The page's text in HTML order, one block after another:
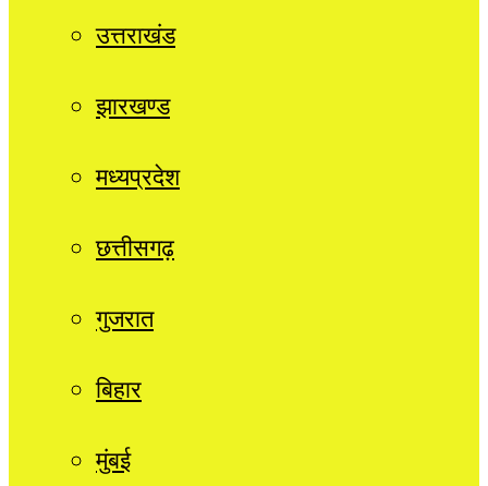
उत्तराखंड
झारखण्ड
मध्यप्रदेश
छत्तीसगढ़
गुजरात
बिहार
मुंबई